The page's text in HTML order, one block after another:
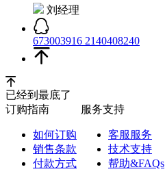
刘经理
673003916 2140408240
已经到最底了
订购指南
如何订购
销售条款
付款方式
服务支持
客服服务
技术支持
帮助&FAQs